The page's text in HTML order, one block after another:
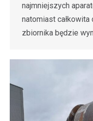
najmniejszych
natomiast całkowita
zbiornika będzie